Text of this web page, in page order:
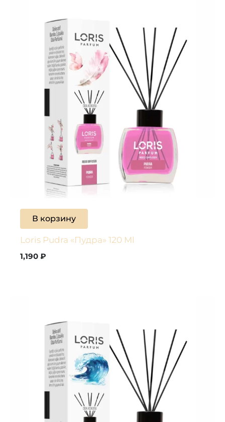
В корзину
Loris Pudra «Пудра» 120 Ml
1,190₽